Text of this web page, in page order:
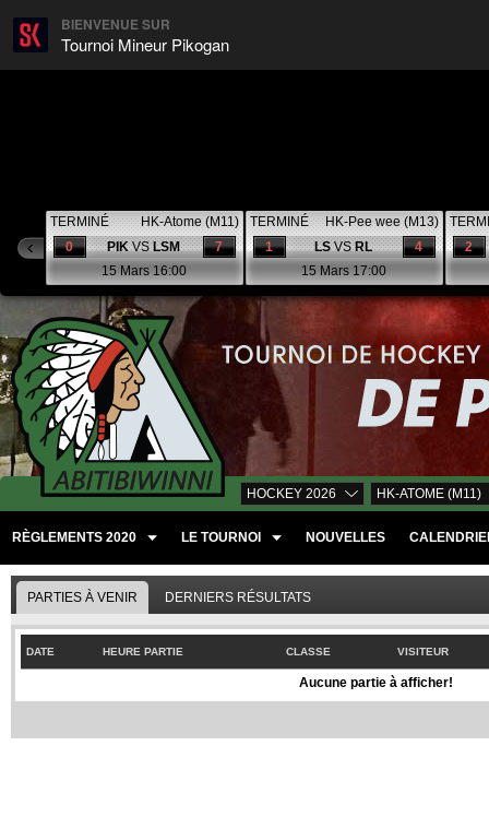
BIENVENUE SUR
Tournoi Mineur Pikogan
TERMINÉ
HK-Atome (M11)
7
0 PIKVSLSM
15 Mars 16:00
TERMINÉ
HK-Pee wee (M13)
4
1 LSVSRL
15 Mars 17:00
2
HOCKEY 2026 HK-ATOME (M11)
RÈGLEMENTS 2020 LE TOURNOI NOUVELLES
PARTIES À VENIR DERNIERS RÉSULTATS
DATE HEURE PARTIE CLASSE VISITEUR
Aucune partie à afficher!